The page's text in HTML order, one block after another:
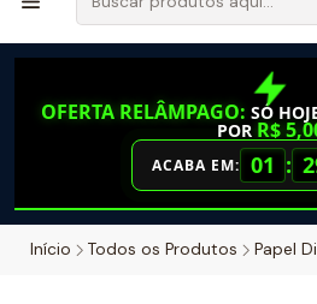
OFERTA RELÂMPAGO: SÓ
POR R$
ACABA EM: 01 :
Início Todos os Produtos Papel